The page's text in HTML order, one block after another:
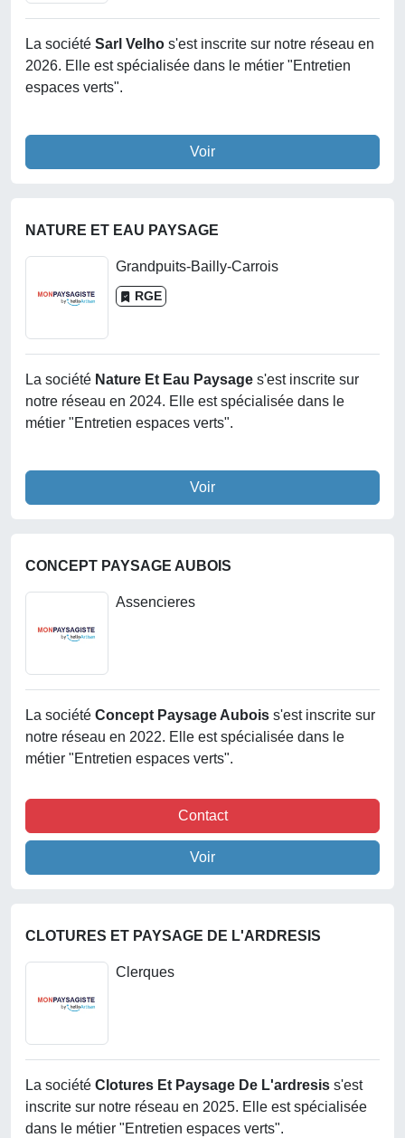
La société Sarl Velho s'est inscrite sur notre réseau en
2026. Elle est spécialisée dans le métier "Entretien
espaces verts".
Voir
NATURE ET EAU PAYSAGE
Grandpuits-Bailly-Carrois
RGE
La société Nature Et Eau Paysage s'est inscrite sur
notre réseau en 2024. Elle est spécialisée dans le
métier "Entretien espaces verts".
Voir
CONCEPT PAYSAGE AUBOIS
Assencieres
La société Concept Paysage Aubois s'est inscrite sur
notre réseau en 2022. Elle est spécialisée dans le
métier "Entretien espaces verts".
Contact
Voir
CLOTURES ET PAYSAGE DE L'ARDRESIS
Clerques
La société Clotures Et Paysage De L'ardresis s'est
inscrite sur notre réseau en 2025. Elle est spécialisée
dans le métier "Entretien espaces verts".